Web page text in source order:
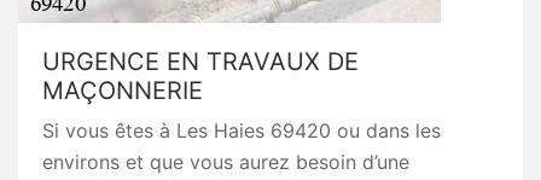
URGENCE EN TRAVAUX DE
MAÇONNERIE
Si vous êtes à Les Haies 69420 ou dans les
environs et que vous aurez besoin d’une